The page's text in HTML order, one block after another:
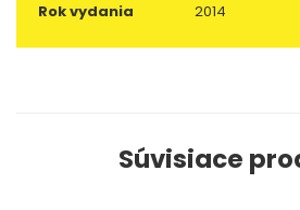
Rok vydania
2014
Súvisiace